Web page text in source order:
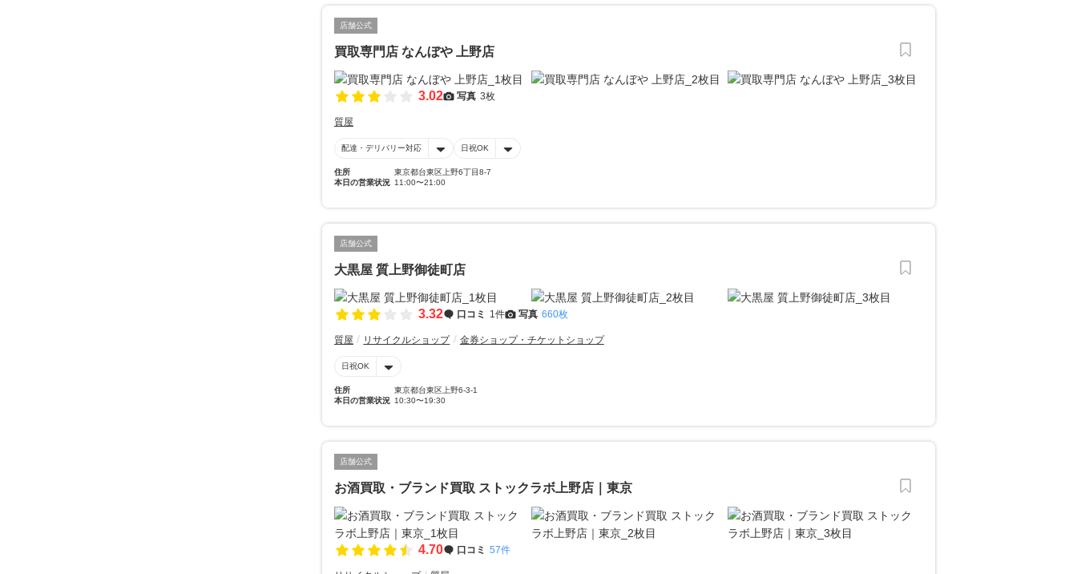
店舗公式
買取専門店 なんぼや 上野店
3.02 写真 3枚
質屋
配達・デリバリー対応 日祝OK
住所
東京都台東区上野6丁目8-7
本日の営業状況 11:00〜21:00
店舗公式
大黒屋 質上野御徒町店
3.32 口コミ 1件 写真 660枚
質屋 リサイクルショップ 金券ショップ・チケットショップ
日祝OK
住所
東京都台東区上野6-3-1
本日の営業状況 10:30〜19:30
店舗公式
お酒買取・ブランド買取 ストックラボ上野店｜東京
4.70 口コミ 57件